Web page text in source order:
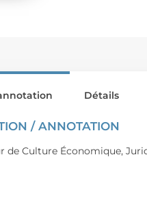
/ ANNOTATION
de Culture Économique,
Détails